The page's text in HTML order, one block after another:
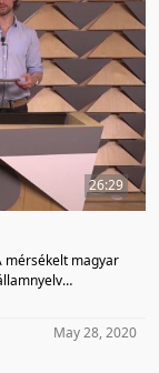
26:29
mérsékelt magyar
May 28, 2020